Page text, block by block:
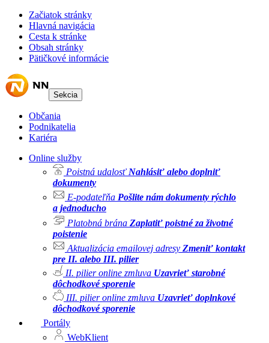
Začiatok stránky
Hlavná navigácia
Cesta k stránke
Obsah stránky
Pätičkové informácie
Sekcia
Občania
Podnikatelia
Kariéra
Online služby
Poistná udalosť Nahlásiť alebo doplniť
dokumenty
E-podateľňa Pošlite nám dokumenty rýchlo
a jednoducho
Platobná brána Zaplatiť poistné za životné
poistenie
Aktualizácia emailovej adresy Zmeniť kontakt
pre II. alebo III. pilier
II. pilier online zmluva Uzavrieť starobné
dôchodkové sporenie
III. pilier online zmluva Uzavrieť doplnkové
dôchodkové sporenie
Portály
WebKlient